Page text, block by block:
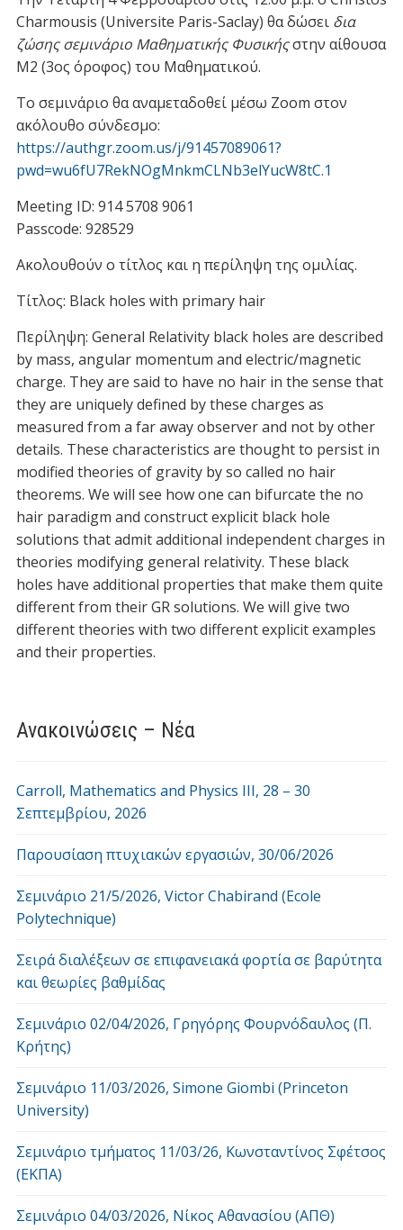
Underline links
font_download Mark links
e
e
t
p
i
n
s
Ανακοινώσεις – Νέα
Carroll, Mathematics and Physics ΙΙI, 28 – 30
Σεπτεμβρίου, 2026
Παρουσίαση πτυχιακών εργασιών, 30/06/2026
Σεμινάριο 21/5/2026, Victor Chabirand (Ecole
Polytechnique)
Σειρά διαλέξεων σε επιφανειακά φορτία σε βαρύτητα
και θεωρίες βαθμίδας
Σεμινάριο 02/04/2026, Γρηγόρης Φουρνόδαυλος (Π.
Κρήτης)
Σεμινάριο 11/03/2026, Simone Giombi (Princeton
University)
Σεμινάριο τμήματος 11/03/26, Κωνσταντίνος Σφέτσος
(ΕΚΠΑ)
Σεμινάριο 04/03/2026, Νίκος Αθανασίου (ΑΠΘ)
Charmousis (Universite Paris-Saclay) θα δώσει δια
ζώσης σεμινάριο Μαθηματικής Φυσικήςστην αίθουσα
Μ2 (3ος όροφος) του Μαθηματικού.
Το σεμινάριο θα αναμεταδοθεί μέσω Zoom στον
ακόλουθο σύνδεσμο:
https://authgr.zoom.us/j/91457089061?
pwd=wu6fU7RekNOgMnkmCLNb3elYucW8tC.1
Meeting ID: 914 5708 9061
Passcode: 928529
Ακολουθούν ο τίτλος και η περίληψη της ομιλίας.
Τίτλος: Black holes with primary hair
Περίληψη: General Relativity black holes are described
by mass, angular momentum and electric/magnetic
charge. They are said to have no hair in the sense that
they are uniquely defined by these charges as
measured from a far away observer and not by other
details. These characteristics are thought to persist in
modified theories of gravity by so called no hair
theorems. We will see how one can bifurcate the no
hair paradigm and construct explicit black hole
solutions that admit additional independent charges in
theories modifying general relativity. These black
holes have additional properties that make them quite
different from their GR solutions. We will give two
different theories with two different explicit examples
and their properties.